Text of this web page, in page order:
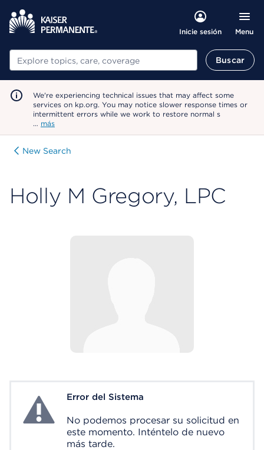
Inicie sesión Menu
Buscar Buscar
We're experiencing technical issues that may affect some
services on kp.org. You may notice slower response times or
intermittent errors while we work to restore normal s
… más
New Search
Holly M Gregory, LPC
System ErrorError del Sistema
No podemos procesar su solicitud en
este momento. Inténtelo de nuevo
más tarde.